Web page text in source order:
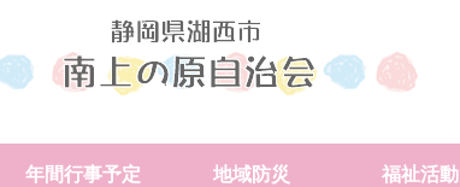
年間行事予定 地域防災 福祉活動